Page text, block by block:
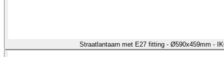
Straatlantaarn met E27 fitting - Ø590x459mm -